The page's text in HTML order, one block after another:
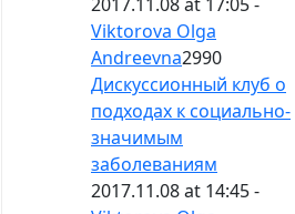
Viktorova Olga
Andreevna2990
Дискуссионный клуб о
подходах к социально-
значимым
заболеваниям
2017.11.08 at 14:45 -